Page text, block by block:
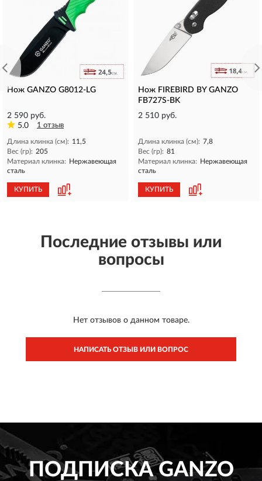
Нож GANZO G8012-LG
2 590 руб.
5.0
1 отзыв
Длина клинка (см): 11,5
Вес (гр): 205
Материал клинка: Нержавеющая
сталь
КУПИТЬ
Нож FIREBIRD BY GANZO
FB727S-BK
2 510 руб.
Длина клинка (см): 7,8
Вес (гр): 81
Материал клинка: Нержавеющая
сталь
КУПИТЬ
Последние отзывы или
вопросы
Нет отзывов о данном товаре.
НАПИСАТЬ ОТЗЫВ ИЛИ ВОПРОС
ПОДПИСКАGANZO